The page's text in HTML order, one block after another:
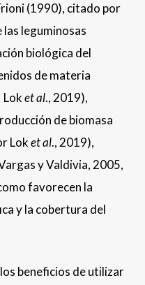
(1990), citado por
las leguminosas
biológica del
de materia
Loket al., 2019),
de biomasa
Loket al., 2019),
y Valdivia, 2005,
favorecen la
y la cobertura del
beneficios de utilizar